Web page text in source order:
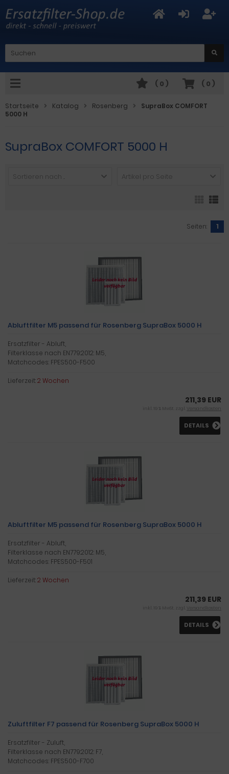
( 0 )
( 0 )
Startseite Katalog Rosenberg
SupraBox COMFORT
5000 H
SupraBox COMFORT 5000 H
Sortieren nach ... Artikel pro Seite
Seiten: 1
Abluftfilter M5 passend für Rosenberg SupraBox 5000 H
Ersatzfilter - Abluft,
Filterklasse nach EN779:2012: M5,
Matchcodes: FPES500-F500
Lieferzeit:2 Wochen
211,39 EUR
inkl. 19 % MwSt. zzgl. Versandkosten
DETAILS
Abluftfilter M5 passend für Rosenberg SupraBox 5000 H
Ersatzfilter - Abluft,
Filterklasse nach EN779:2012: M5,
Matchcodes: FPES500-F501
Lieferzeit:2 Wochen
211,39 EUR
inkl. 19 % MwSt. zzgl. Versandkosten
DETAILS
Zuluftfilter F7 passend für Rosenberg SupraBox 5000 H
Ersatzfilter - Zuluft,
Filterklasse nach EN779:2012: F7,
Matchcodes: FPES500-F700